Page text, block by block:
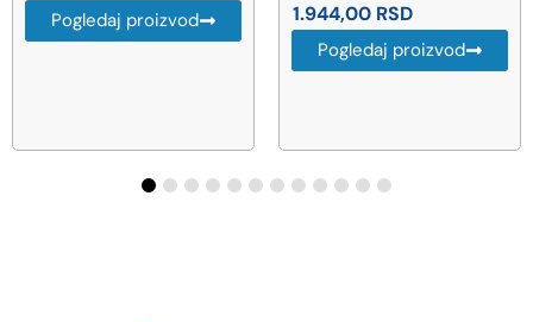
1.944,00 RSD Pogledaj proizvod